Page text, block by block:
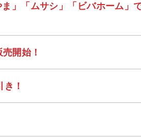
」「ムサシ」「ビバホーム」
開始！
！